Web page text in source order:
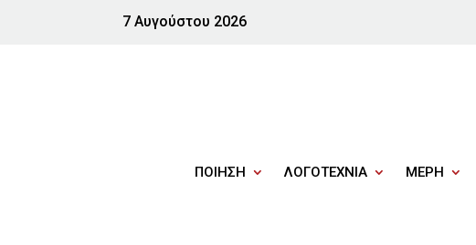
7 Αυγούστου 2026
ΠΟΙΗΣΗ ΛΟΓΟΤΕΧΝΙΑ ΜΕΡΗ